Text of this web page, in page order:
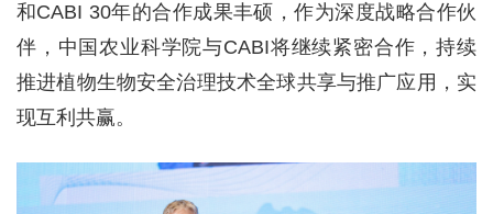
和CABI 30年的合作成果丰硕，作为深度战略合作伙
伴，中国农业科学院与CABI将继续紧密合作，持续
推进植物生物安全治理技术全球共享与推广应用，实
现互利共赢。